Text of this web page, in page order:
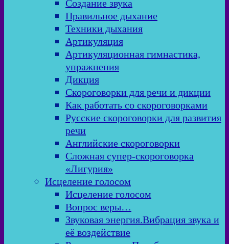
Создание звука
Правильное дыхание
Техники дыхания
Артикуляция
Артикуляционная гимнастика,
упражнения
Дикция
Скороговорки для речи и дикции
Как работать со скороговорками
Русские скороговорки для развития
речи
Английские скороговорки
Сложная супер-скороговорка
«Лигурия»
Исцеление голосом
Исцеление голосом
Вопрос веры…
Звуковая энергия.Вибрация звука и
её воздействие